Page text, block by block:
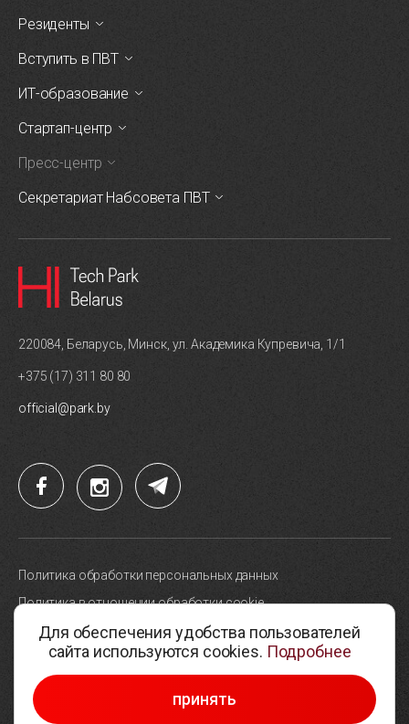
Резиденты
Вступить в ПВТ
ИТ-образование
Стартап-центр
Пресс-центр
Секретариат Набсовета ПВТ
220084, Беларусь, Минск, ул. Академика Купревича, 1/1
+375 (17) 311 80 80
official@park.by
© 2005-2026, Парк высоких технологий
Политика обработки персональных данных
Политика в отношении обработки cookie
Карта сайта
Выбор настроек cookie
Для обеспечения удобства пользователей
сайта используются cookies. Подробнее
принять